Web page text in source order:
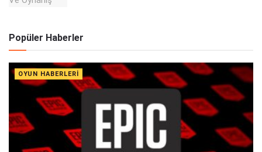
Popüler Haberler
OYUN HABERLERI